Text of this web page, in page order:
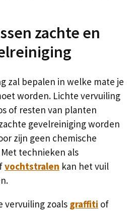
zachte en
zal bepalen in welke mate je
worden. Lichte vervuiling
of resten van planten
gevelreiniging worden
zijn geen chemische
technieken als
vochtstralen kan het vuil
vervuiling zoals graffiti of